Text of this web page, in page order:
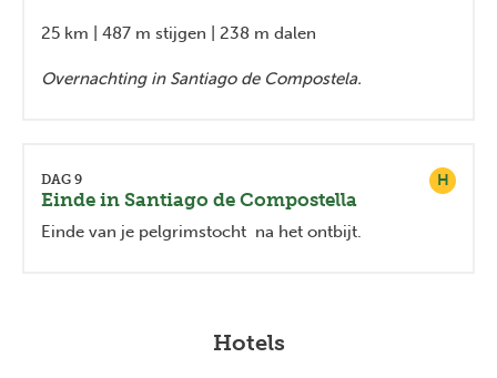
25 km | 487 m stijgen | 238 m dalen
Overnachting in Santiago de Compostela.
H
DAG 9
Einde in Santiago de Compostella
Einde van je pelgrimstocht na het ontbijt.
Hotels